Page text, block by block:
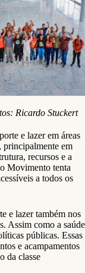
Ricardo Stuckert
e lazer em áreas
principalmente em
recursos e a
Movimento tenta
a todos os
e lazer também nos
Assim como a saúde
públicas. Essas
e acampamentos
da classe